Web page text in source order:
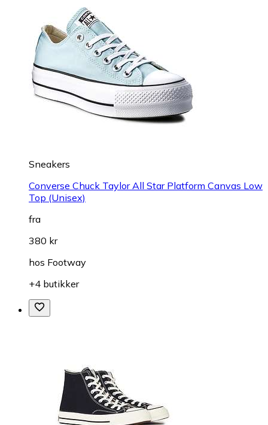
Sneakers
Converse Chuck Taylor All Star Platform Canvas Low
Top (Unisex)
fra
380 kr
hos Footway
+4 butikker